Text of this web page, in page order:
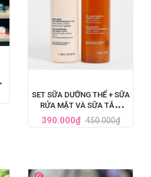
SET SỮA DƯỠNG THỂ + SỮA
RỬA MẶT VÀ SỮA TẮM
NUXE REVE DE MIEL TINH
CHẤT MẬT ONG 400ML
390.000₫ 450.000₫